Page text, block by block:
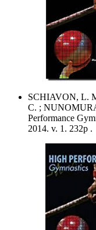
SCHIAVON, L.
C. ;
Performance
2014. v. 1. 232p .